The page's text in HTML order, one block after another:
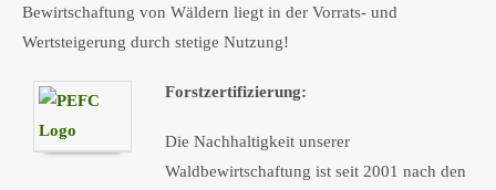
Bewirtschaftung von Wäldern liegt in der Vorrats- und
Wertsteigerung durch stetige Nutzung!
Forstzertifizierung:
Die Nachhaltigkeit unserer
Waldbewirtschaftung ist seit 2001 nach den